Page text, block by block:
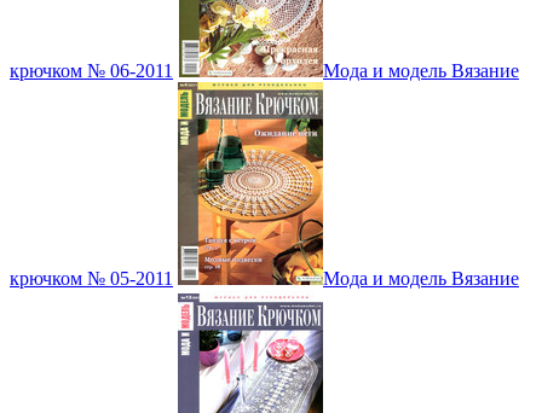
крючком № 06-2011 Мода и модель Вязание
крючком № 05-2011 Мода и модель Вязание